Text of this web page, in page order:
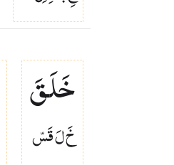
خَلَقَ
خَ لَ قَسّ